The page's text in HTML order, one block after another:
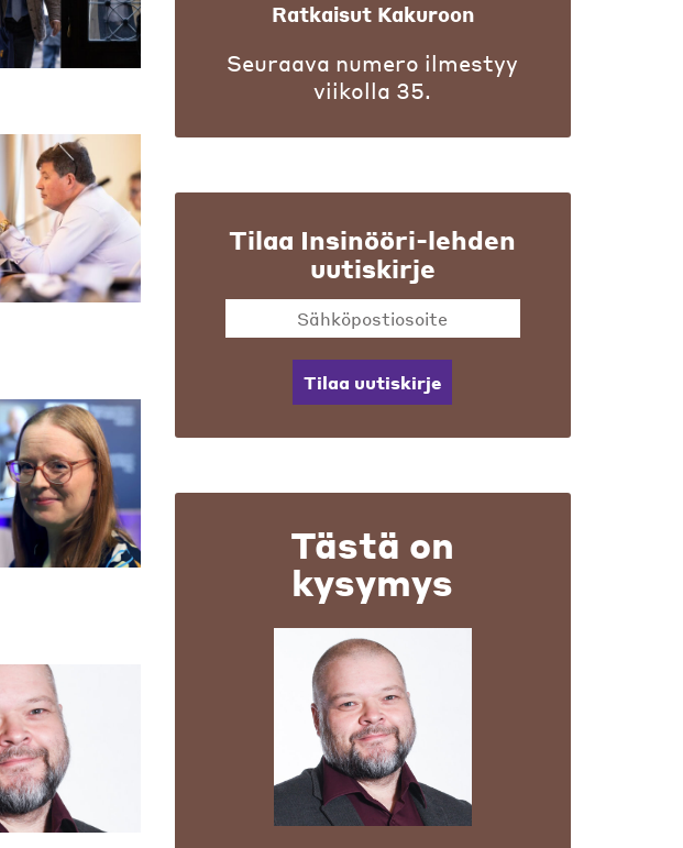
Ratkaisut Kakuroon
Seuraava numero ilmestyy
viikolla 35.
Tilaa Insinööri-lehden
uutiskirje
Tilaa uutiskirje
Tästä on
kysymys